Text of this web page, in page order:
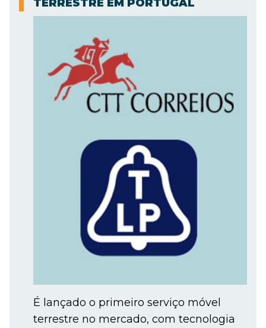
TERRESTRE EM PORTUGAL
É lançado o primeiro serviço móvel
terrestre no mercado, com tecnologia